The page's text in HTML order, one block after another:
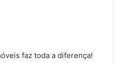
faz toda a diferença!